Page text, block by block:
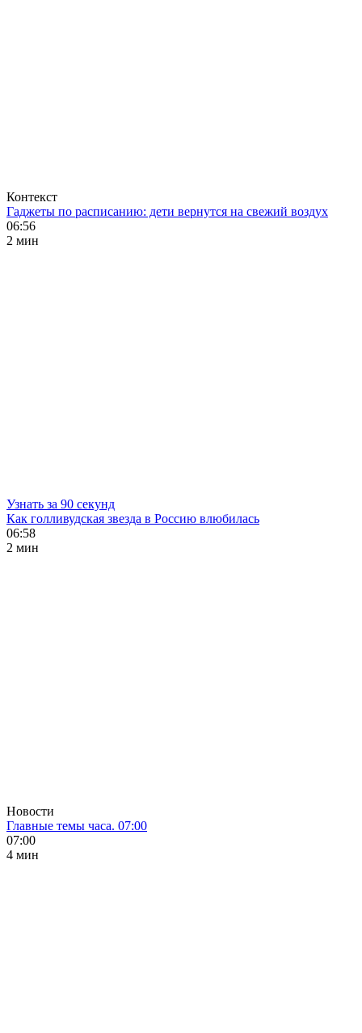
Контекст
Гаджеты по расписанию: дети вернутся на свежий воздух
06:56
2 мин
Узнать за 90 секунд
Как голливудская звезда в Россию влюбилась
06:58
2 мин
Новости
Главные темы часа. 07:00
07:00
4 мин